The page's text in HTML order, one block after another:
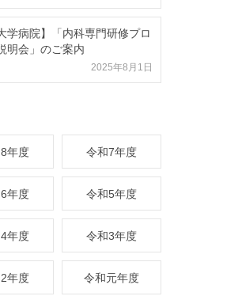
学病院】「内科専門研修プロ
明会」のご案内
2025年8月1日
年度 令和7年度
年度 令和5年度
年度 令和3年度
年度 令和元年度